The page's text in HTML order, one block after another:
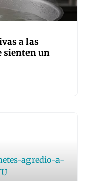
a las
sienten un